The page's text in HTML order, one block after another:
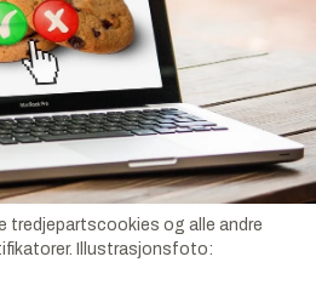
tredjepartscookies og alle andre
Illustrasjonsfoto: